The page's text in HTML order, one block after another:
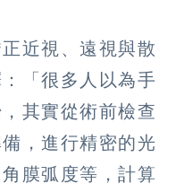
近視、遠視與散
「很多人以為手
其實從術前檢查
，進行精密的光
膜弧度等，計算